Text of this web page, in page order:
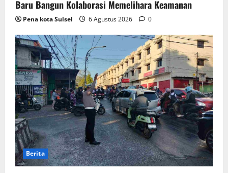
Baru Bangun Kolaborasi Memelihara Keamanan
Pena kota Sulsel 6 Agustus 2026 0
Berita